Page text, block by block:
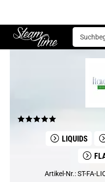
Steam time
Liquids FlavourArt
LIQUIDS
Artikel-Nr.: ST-FA-